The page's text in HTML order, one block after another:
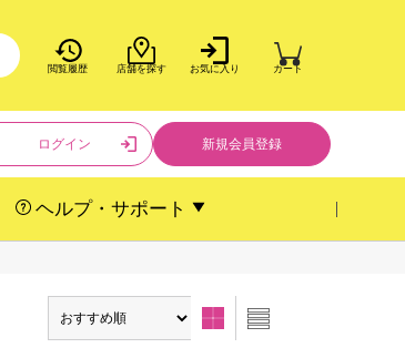
閲覧履歴 店舗を探す お気に入り カート
ログイン 新規会員登録
ヘルプ・サポート